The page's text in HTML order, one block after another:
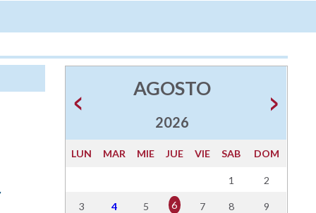
AGOSTO
2026
LUN MAR MIE JUE VIE SAB DOM
1 2
3 4 5 6 7 8 9